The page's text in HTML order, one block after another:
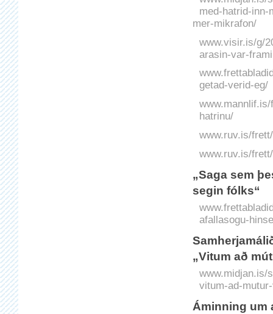
med-hatrid-inn-
mer-mikrafon/
www.visir.is/g/
arasin-var-
getad-verid-eg/
hatrinu/
www.ruv.is/
www.ruv.is/
„Saga sem
segin fólks“
afallasogu-
„Vitum að
www.midjan.is/
vitum-ad-
Áminning um